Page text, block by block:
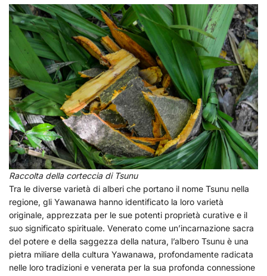
Raccolta della corteccia di Tsunu
Tra le diverse varietà di alberi che portano il nome Tsunu nella
regione, gli Yawanawa hanno identificato la loro varietà
originale, apprezzata per le sue potenti proprietà curative e il
suo significato spirituale. Venerato come un’incarnazione sacra
del potere e della saggezza della natura, l’albero Tsunu è una
pietra miliare della cultura Yawanawa, profondamente radicata
nelle loro tradizioni e venerata per la sua profonda connessione